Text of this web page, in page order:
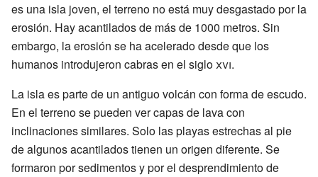
es una isla joven, el terreno no está muy desgastado por la
erosión. Hay acantilados de más de 1000 metros. Sin
embargo, la erosión se ha acelerado desde que los
humanos introdujeron cabras en el sigloxvi.
La isla es parte de un antiguo volcán con forma de escudo.
En el terreno se pueden ver capas de lava con
inclinaciones similares. Solo las playas estrechas al pie
de algunos acantilados tienen un origen diferente. Se
formaron por sedimentos y por el desprendimiento de